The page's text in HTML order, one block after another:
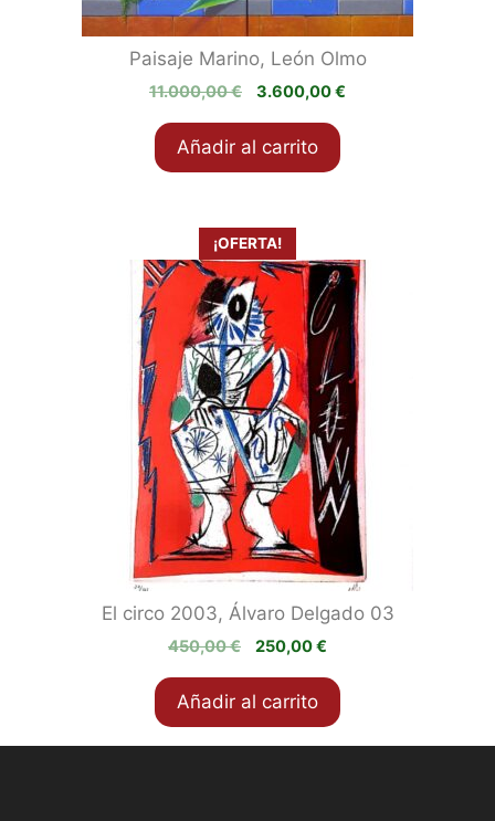
Paisaje Marino, León Olmo
11.000,00€
El
original
era:
3.600,00€
Añadir al carrito
¡OFERTA!
El circo 2003, Álvaro Delgado 03
450,00€
El
original
era:
250,00€
actual
es:
Añadir al carrito